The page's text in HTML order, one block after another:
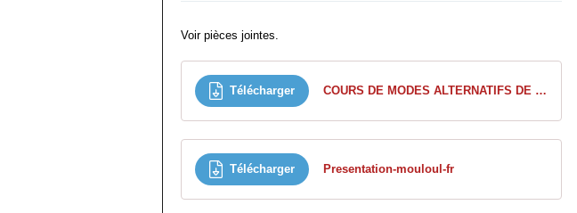
Voir pièces jointes.
Télécharger COURS DE MODES ALTERNATIFS DE REGLEMENT DES CONFLITS Pr MBOUP
Télécharger Presentation-mouloul-fr